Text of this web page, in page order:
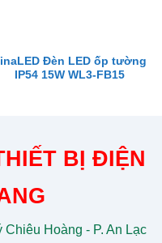
Đèn LED ốp tường
IP54 15W WL3-FB15
BỊ ĐIỆN
Hoàng - P. An Lạc